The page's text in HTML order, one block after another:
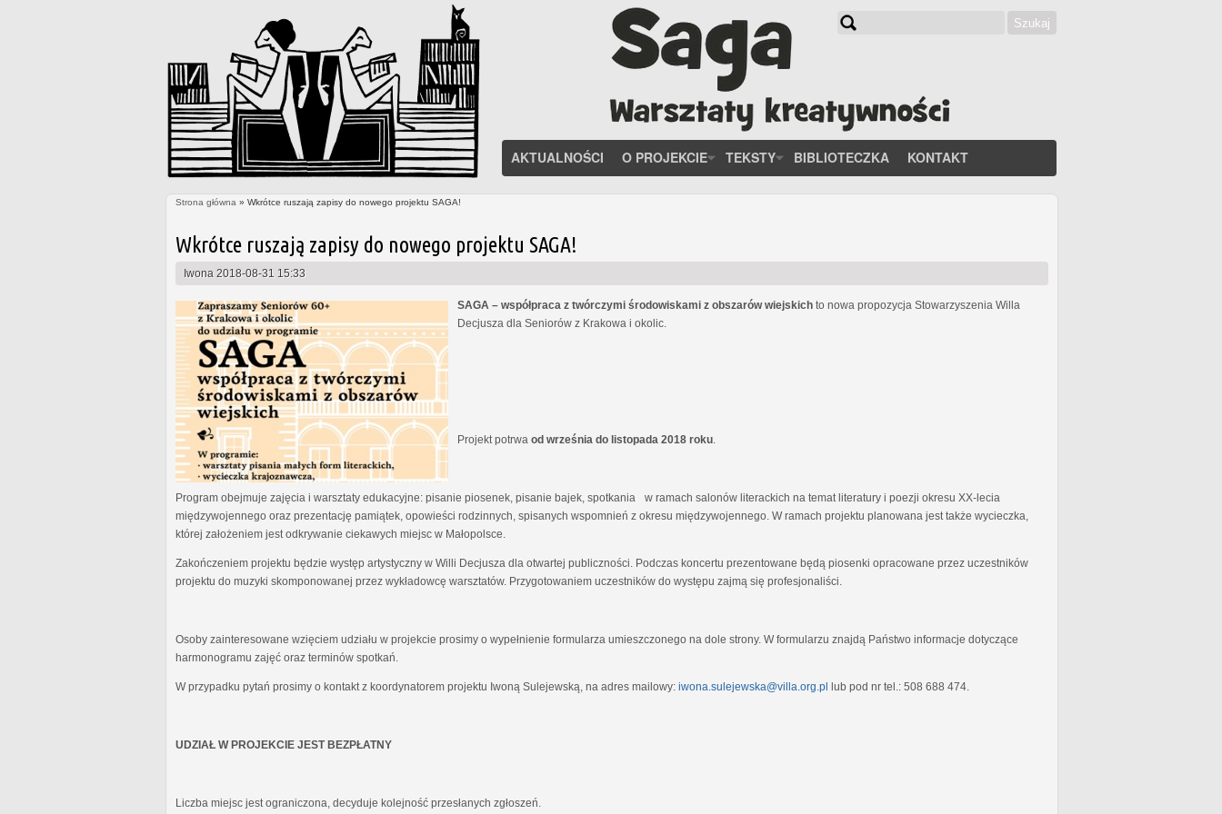
Szukaj
AKTUALNOŚCI O PROJEKCIE TEKSTY BIBLIOTECZKA KONTAKT
Strona główna » Wkrótce ruszają zapisy do nowego projektu SAGA!
Wkrótce ruszają zapisy do nowego projektu SAGA!
Iwona 2018-08-31 15:33
SAGA – współpraca z twórczymi środowiskami z obszarów wiejskich to nowa propozycja Stowarzyszenia Willa
Decjusza dla Seniorów z Krakowa i okolic.
Projekt potrwa od września do listopada 2018 roku
Program obejmuje zajęcia i warsztaty edukacyjne: pisanie piosenek, pisanie bajek, spotkania w ramach salonów literackich na temat literatury i poezji okresu XX-lecia
międzywojennego oraz prezentację pamiątek, opowieści rodzinnych, spisanych wspomnień z okresu międzywojennego. W ramach projektu planowana jest także wycieczka,
której założeniem jest odkrywanie ciekawych miejsc w Małopolsce.
Zakończeniem projektu będzie występ artystyczny w Willi Decjusza dla otwartej publiczności. Podczas koncertu prezentowane będą piosenki opracowane przez uczestników
projektu do muzyki skomponowanej przez wykładowcę warsztatów. Przygotowaniem uczestników do występu zajmą się profesjonaliści.
Osoby zainteresowane wzięciem udziału w projekcie prosimy o wypełnienie formularza umieszczonego na dole strony. W formularzu znajdą Państwo informacje dotyczące
harmonogramu zajęć oraz terminów spotkań.
W przypadku pytań prosimy o kontakt z koordynatorem projektu Iwoną Sulejewską, na adres mailowy: iwona.sulejewska@villa.org.pl lub pod nr tel.: 508 688 474.
UDZIAŁ W PROJEKCIE JEST BEZPŁATNY
Liczba miejsc jest ograniczona, decyduje kolejność przesłanych zgłoszeń.